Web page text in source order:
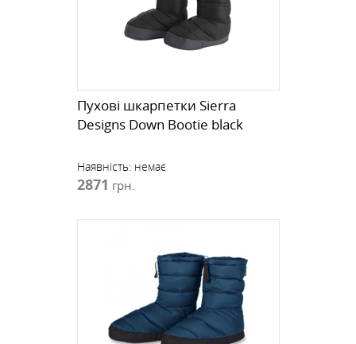
Пухові шкарпетки Sierra
Designs Down Bootie black
Наявність: немає
2871 грн.